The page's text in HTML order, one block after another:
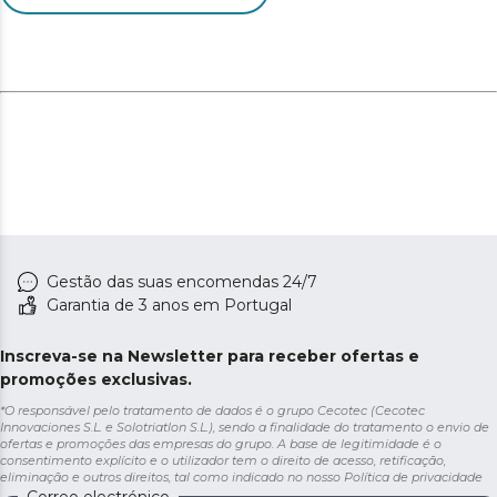
Gestão das suas encomendas 24/7
Garantia de 3 anos em Portugal
Inscreva-se na Newsletter para receber ofertas e
promoções exclusivas.
*O responsável pelo tratamento de dados é o grupo Cecotec (Cecotec
Innovaciones S.L. e Solotriatlon S.L.), sendo a finalidade do tratamento o envio de
ofertas e promoções das empresas do grupo. A base de legitimidade é o
consentimento explícito e o utilizador tem o direito de acesso, retificação,
eliminação e outros direitos, tal como indicado no nosso Política de privacidade